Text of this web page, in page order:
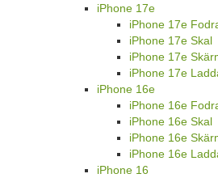
iPhone 17e
iPhone 17e
iPhone 17e Skal
iPhone 17e
iPhone 17e
iPhone 16e
iPhone 16e
iPhone 16e Skal
iPhone 16e
iPhone 16e
iPhone 16